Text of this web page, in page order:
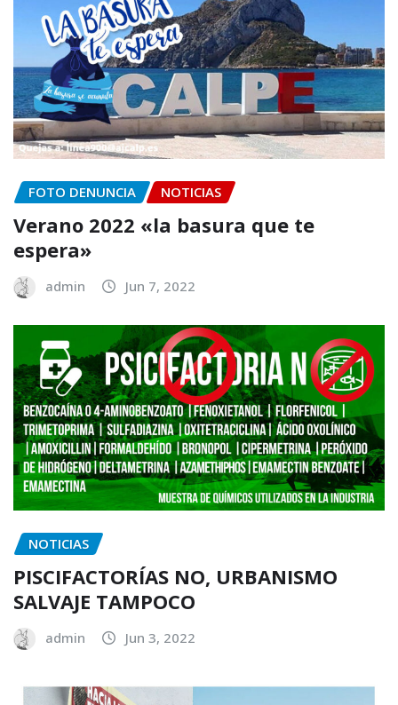
FOTO DENUNCIA NOTICIAS
Verano 2022 «la basura que te
espera»
admin Jun 7, 2022
NOTICIAS
PISCIFACTORÍAS NO, URBANISMO
SALVAJE TAMPOCO
admin Jun 3, 2022